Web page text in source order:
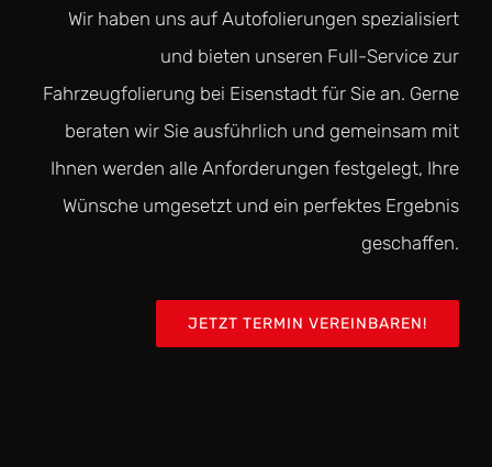
Wir haben uns auf Autofolierungen spezialisiert
und bieten unseren Full-Service zur
Fahrzeugfolierung bei Eisenstadt für Sie an. Gerne
beraten wir Sie ausführlich und gemeinsam mit
Ihnen werden alle Anforderungen festgelegt, Ihre
Wünsche umgesetzt und ein perfektes Ergebnis
geschaffen.
JETZT TERMIN VEREINBAREN!